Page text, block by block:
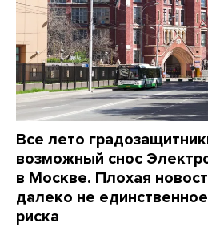
Все лето
возможный снос
в Москве. Плохая
далеко не
риска